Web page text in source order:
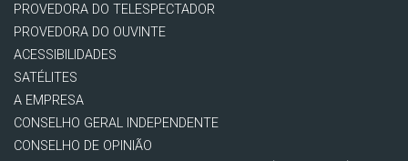
PROVEDORA DO TELESPECTADOR
PROVEDORA DO OUVINTE
ACESSIBILIDADES
SATÉLITES
A EMPRESA
CONSELHO GERAL INDEPENDENTE
CONSELHO DE OPINIÃO